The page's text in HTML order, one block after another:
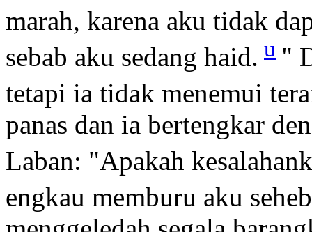
marah, karena aku tidak
sebab aku sedang haid. u "
tetapi ia tidak menemui
panas dan ia bertengkar
Laban: "Apakah
engkau memburu aku